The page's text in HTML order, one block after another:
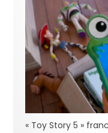
« Toy Story 5 »